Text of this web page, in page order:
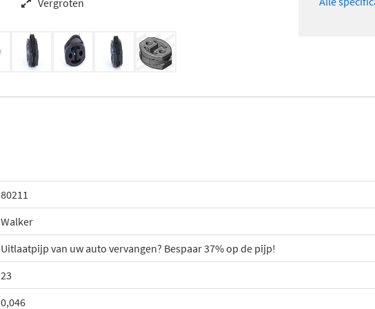
Vergroten
80211
Walker
Uitlaatpijp van uw auto vervangen? Bespaar 37% op de pijp!
23
0,046